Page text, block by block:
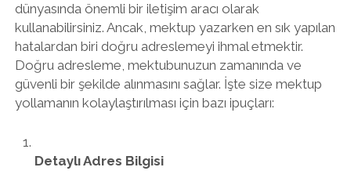
dünyasında önemli bir iletişim aracı olarak
kullanabilirsiniz. Ancak, mektup yazarken en sık yapılan
hatalardan biri doğru adreslemeyi ihmal etmektir.
Doğru adresleme, mektubunuzun zamanında ve
güvenli bir şekilde alınmasını sağlar. İşte size mektup
yollamanın kolaylaştırılması için bazı ipuçları:
Detaylı Adres Bilgisi